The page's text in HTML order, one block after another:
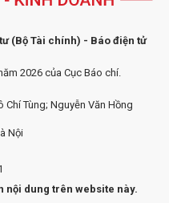
(Bộ Tài chính) - Báo điện tử
2026 của Cục Báo chí.
Chí Tùng; Nguyễn Văn Hồng
Nội
nội dung trên website này.